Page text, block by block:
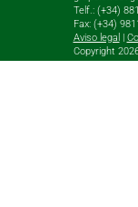
Telf.: (+34)
Fax: (+34)
Aviso legal
Copyright